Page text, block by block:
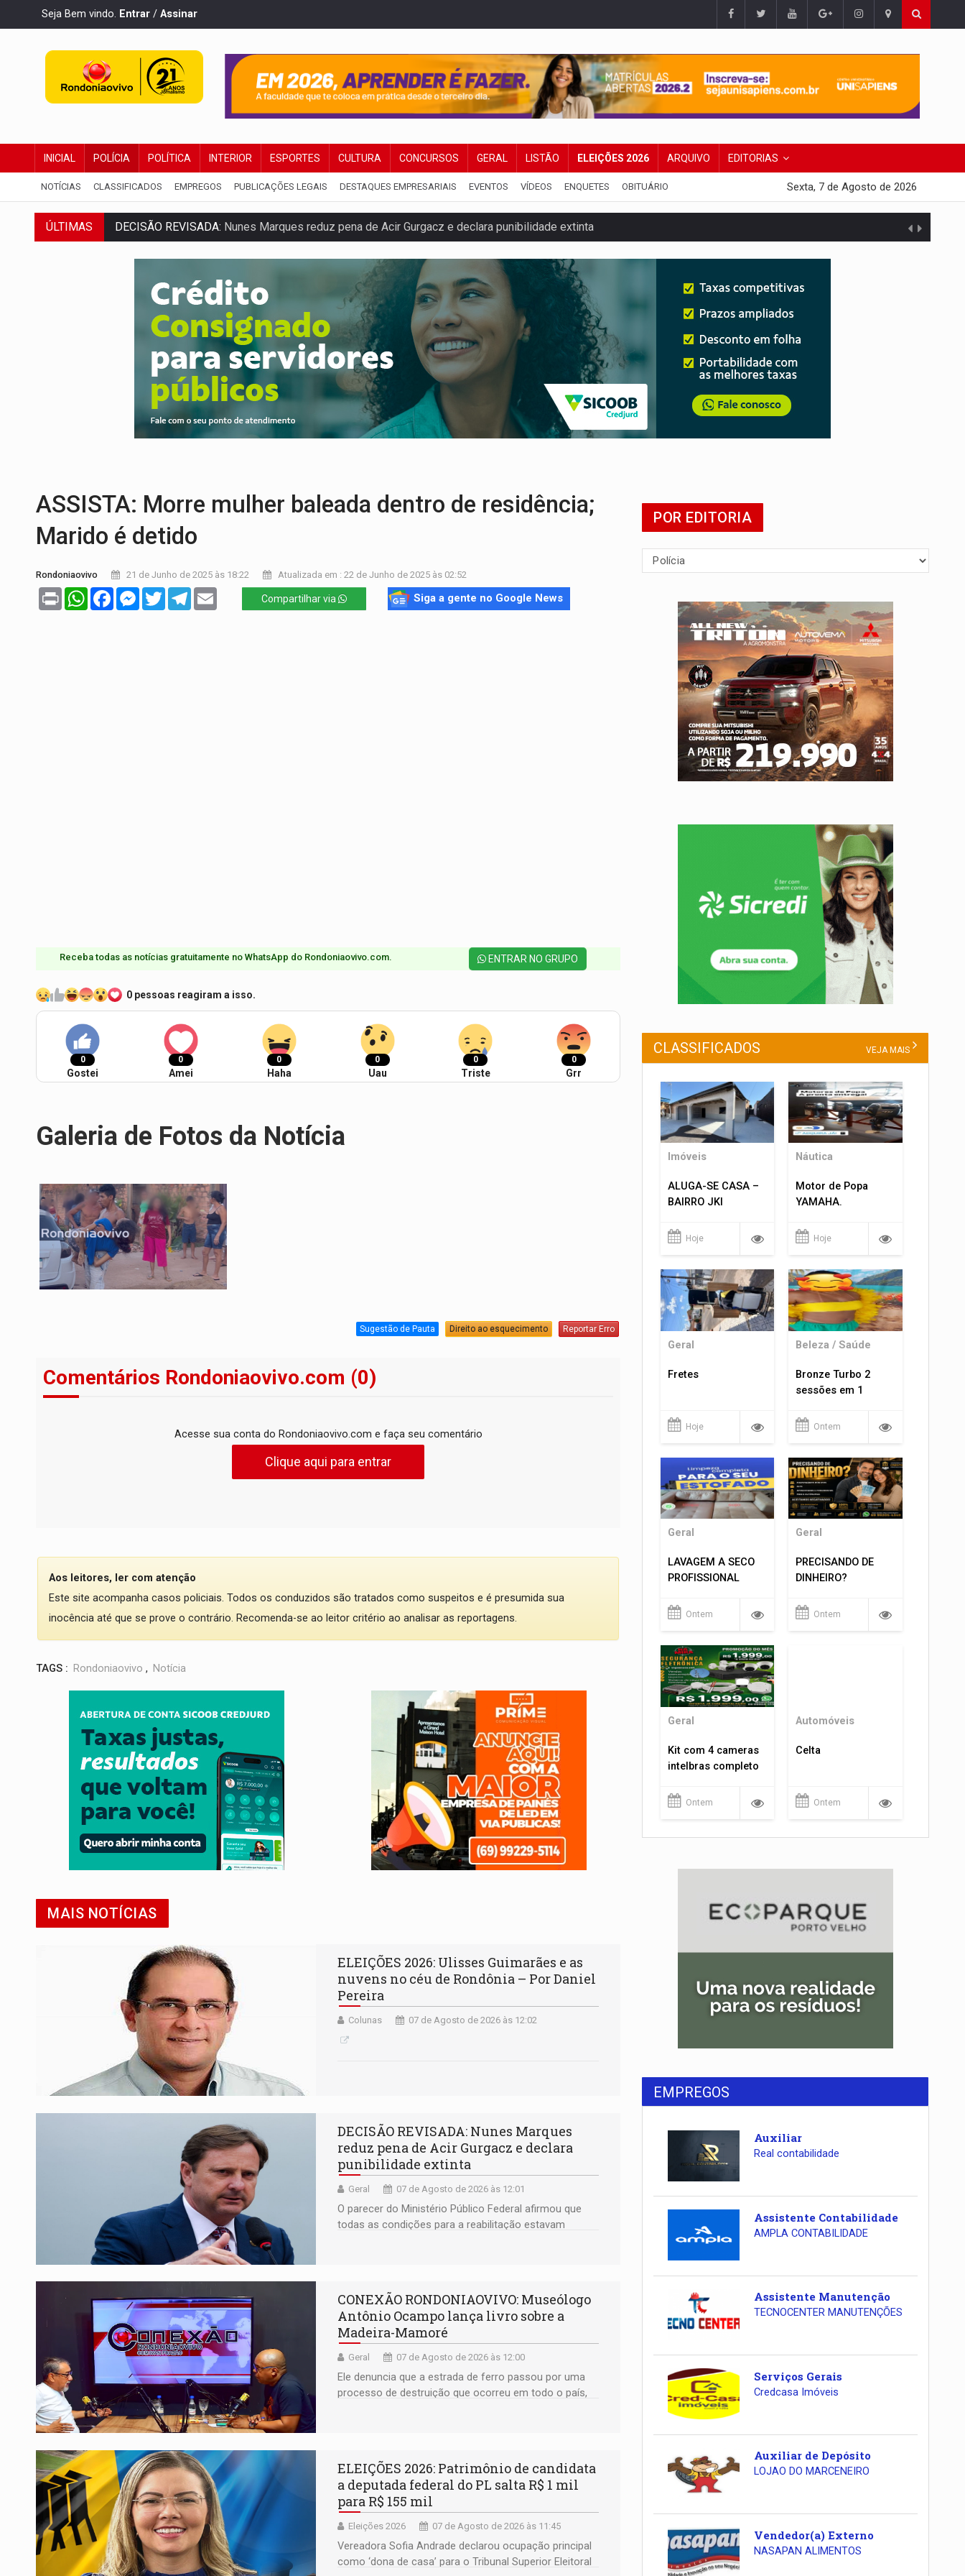
Seja Bem vindo. Entrar / Assinar
INICIAL POLÍCIA POLÍTICA INTERIOR ESPORTES CULTURA CONCURSOS GERAL LISTÃO ELEIÇÕES 2026 ARQUIVO EDITORIAS
NOTÍCIAS CLASSIFICADOS EMPREGOS PUBLICAÇÕES LEGAIS DESTAQUES EMPRESARIAIS EVENTOS VÍDEOS ENQUETES OBITUÁRIO Sexta, 7 de Agosto de 2026
ÚLTIMAS DECISÃO REVISADA: Nunes Marques reduz pena de Acir Gurgacz e declara punibilidade extinta
CONEXÃO RONDONIAOVIVO:Museólogo Antônio Ocampo lança livro sobre a Madeira-Mamoré
ELEIÇÕES 2026:Patrimônio de candidata a deputada federal do PL salta R$ 1 mil para R$ 155 mil
Quadrilha é flagrada com cerca de 200 porções de drogas
BAIRRO TEIXEIRÃO:MPF cobra regularização fundiária da comunidade Nova Colina
SUCESSO NA ABERTURA: 2ª Feira Rondônia Empreendedora segue no Espaço Alternativo com entrada gratuita
REESTRUTURAÇÃO:Secretário da Seinfra de Porto Velho pede exoneração do cargo
SAÚDE INDÍGENA: Pirahã terão consultas e exames especializados durante expedição do SUS
ASSISTA: Morre mulher baleada dentro de residência;
Marido é detido
Rondoniaovivo 21 de Junho de 2025 às 18:22 Atualizada em : 22 de Junho de 2025 às 02:52
Print WhatsAppFacebookMessenger
TwitterTelegram Compartilhar via Siga a gente no Google News
Receba todas as notícias gratuitamente no WhatsApp do Rondoniaovivo.com.​ ENTRAR NO GRUPO
0 pessoas reagiram a isso.
0
Gostei
0
Amei
0
Haha
0
Uau
0
Triste
0
Grr
Galeria de Fotos da Notícia
Sugestão de Pauta Direito ao esquecimento Reportar Erro
Comentários Rondoniaovivo.com (0)
Acesse sua conta do Rondoniaovivo.com e faça seu comentário
Clique aqui para entrar
Aos leitores, ler com atenção
Este site acompanha casos policiais. Todos os conduzidos são tratados como suspeitos e é presumida sua
inocência até que se prove o contrário. Recomenda-se ao leitor critério ao analisar as reportagens.
TAGS : Rondoniaovivo , Notícia
MAIS NOTÍCIAS
ELEIÇÕES 2026: Ulisses Guimarães e as
nuvens no céu de Rondônia – Por Daniel
Pereira
Colunas 07 de Agosto de 2026 às 12:02
DECISÃO REVISADA: Nunes Marques
reduz pena de Acir Gurgacz e declara
punibilidade extinta
Geral 07 de Agosto de 2026 às 12:01
O parecer do Ministério Público Federal afirmou que
todas as condições para a reabilitação estavam
CONEXÃO RONDONIAOVIVO: Museólogo
Antônio Ocampo lança livro sobre a
Madeira-Mamoré
Geral 07 de Agosto de 2026 às 12:00
Ele denuncia que a estrada de ferro passou por uma
processo de destruição que ocorreu em todo o país,
ELEIÇÕES 2026: Patrimônio de candidata
a deputada federal do PL salta R$ 1 mil
para R$ 155 mil
Eleições 2026 07 de Agosto de 2026 às 11:45
Vereadora Sofia Andrade declarou ocupação principal
como ‘dona de casa’ para o Tribunal Superior Eleitoral
POR EDITORIA
CLASSIFICADOS VEJA MAIS
Imóveis
ALUGA-SE CASA –
BAIRRO JKI
Hoje
Náutica
Motor de Popa
YAMAHA.
Hoje
Geral
Fretes
Hoje
Beleza / Saúde
Bronze Turbo 2
sessões em 1
Ontem
Geral
LAVAGEM A SECO
PROFISSIONAL
Ontem
Geral
PRECISANDO DE
DINHEIRO?
Ontem
Geral
Kit com 4 cameras
intelbras completo
Ontem
Automóveis
Celta
Ontem
EMPREGOS
Auxiliar
Real contabilidade
Assistente Contabilidade
AMPLA CONTABILIDADE
Assistente Manutenção
TECNOCENTER MANUTENÇÕES
Serviços Gerais
Credcasa Imóveis
Auxiliar de Depósito
LOJAO DO MARCENEIRO
Vendedor(a) Externo
NASAPAN ALIMENTOS